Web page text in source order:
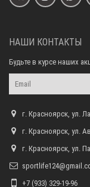
НАШИ КОНТАКТЫ
Будьте в курсе наших
г. Красноярск, ул.
г. Красноярск, ул.
г. Красноярск, ул.
+7 (933) 329-19-96